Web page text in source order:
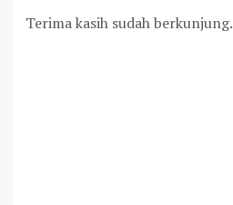
Terima kasih sudah berkunjung.